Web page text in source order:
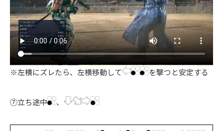
※左横にズレたら、左横移動して を撃つと安定する
⑦立ち途中 、